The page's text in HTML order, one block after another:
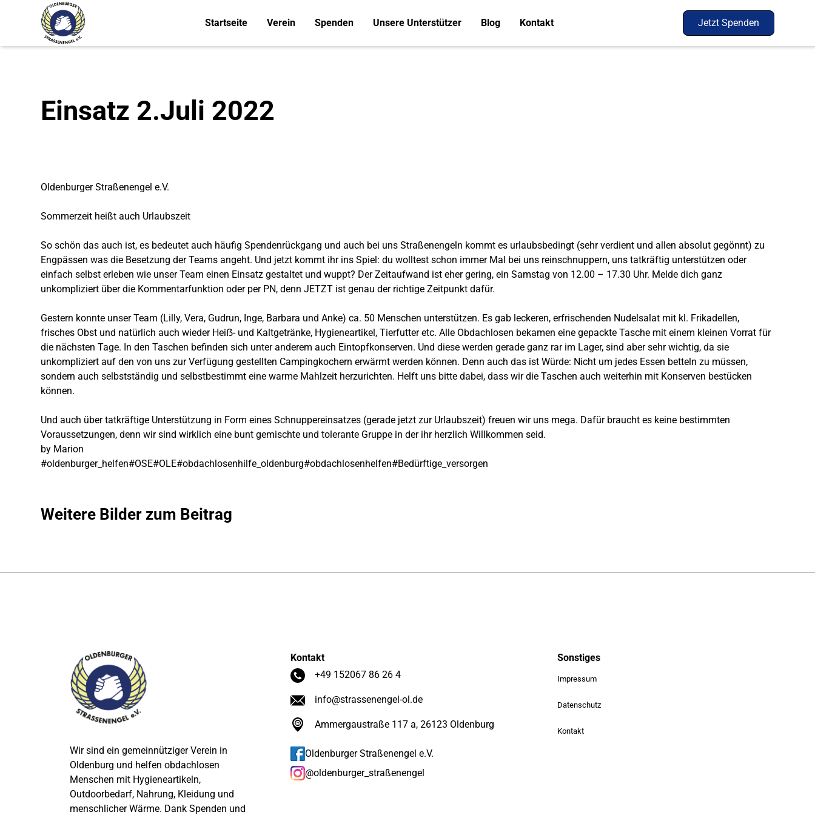
Startseite Verein Spenden Unsere Unterstützer Blog Kontakt Jetzt Spenden
Einsatz 2.Juli 2022
Oldenburger Straßenengel e.V.
Sommerzeit heißt auch Urlaubszeit
So schön das auch ist, es bedeutet auch häufig Spendenrückgang und auch bei uns Straßenengeln kommt es urlaubsbedingt (sehr verdient und allen absolut gegönnt) zu
Engpässen was die Besetzung der Teams angeht. Und jetzt kommt ihr ins Spiel: du wolltest schon immer Mal bei uns reinschnuppern, uns tatkräftig unterstützen oder
einfach selbst erleben wie unser Team einen Einsatz gestaltet und wuppt? Der Zeitaufwand ist eher gering, ein Samstag von 12.00 – 17.30 Uhr. Melde dich ganz
unkompliziert über die Kommentarfunktion oder per PN, denn JETZT ist genau der richtige Zeitpunkt dafür.
Gestern konnte unser Team (Lilly, Vera, Gudrun, Inge, Barbara und Anke) ca. 50 Menschen unterstützen. Es gab leckeren, erfrischenden Nudelsalat mit kl. Frikadellen,
frisches Obst und natürlich auch wieder Heiẞ- und Kaltgetränke, Hygieneartikel, Tierfutter etc. Alle Obdachlosen bekamen eine gepackte Tasche mit einem kleinen Vorrat für
die nächsten Tage. In den Taschen befinden sich unter anderem auch Eintopfkonserven. Und diese werden gerade ganz rar im Lager, sind aber sehr wichtig, da sie
unkompliziert auf den von uns zur Verfügung gestellten Campingkochern erwärmt werden können. Denn auch das ist Würde: Nicht um jedes Essen betteln zu müssen,
sondern auch selbstständig und selbstbestimmt eine warme Mahlzeit herzurichten. Helft uns bitte dabei, dass wir die Taschen auch weiterhin mit Konserven bestücken
können.
Und auch über tatkräftige Unterstützung in Form eines Schnuppereinsatzes (gerade jetzt zur Urlaubszeit) freuen wir uns mega. Dafür braucht es keine bestimmten
Voraussetzungen, denn wir sind wirklich eine bunt gemischte und tolerante Gruppe in der ihr herzlich Willkommen seid.
by Marion
#oldenburger_helfen#OSE#OLE#obdachlosenhilfe_oldenburg#obdachlosenhelfen#Bedürftige_versorgen
Weitere Bilder zum Beitrag
Wir sind ein gemeinnütziger Verein in
Oldenburg und helfen obdachlosen
Menschen mit Hygieneartikeln,
Outdoorbedarf, Nahrung, Kleidung und
menschlicher Wärme. Dank Spenden und
Kontakt
+49 152067 86 26 4
info@strassenengel-ol.de
Ammergaustraße 117 a, 26123 Oldenburg
Oldenburger Straßenengel e.V.
@oldenburger_straßenengel
Sonstiges
Impressum
Datenschutz
Kontakt